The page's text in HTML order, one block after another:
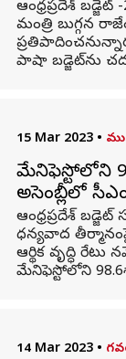
ఆంధ్రప్రదేశ్ బడ్జెట్
మంత్రి బుగ్గన
పాషా బడ్జెట్‌ను
15 Mar 2023 •
మేనిఫెస్టోలోని
అసెంబ్లీలో సీఎం
ఆంధ్రప్రదేశ్
ధన్యవాద తీర్మానంపై
ఆర్థిక వృద్ధి
మేనిఫెస్టోలోని
14 Mar 2023 •